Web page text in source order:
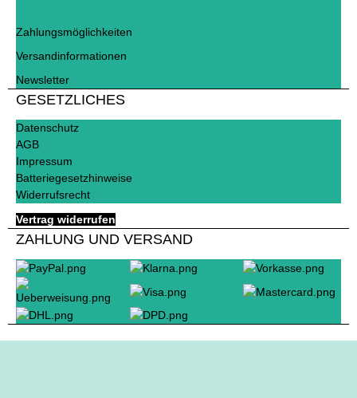
Zahlungsmöglichkeiten
Versandinformationen
Newsletter
GESETZLICHES
Datenschutz
AGB
Impressum
Batteriegesetzhinweise
Widerrufsrecht
Vertrag widerrufen
ZAHLUNG UND VERSAND